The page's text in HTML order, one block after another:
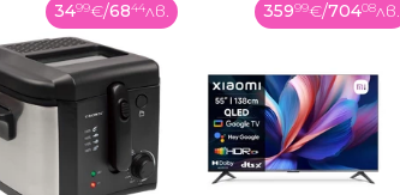
35999€/70408лв. 7999€/15645лв.